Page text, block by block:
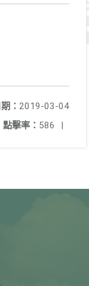
： 2019-03-04
點擊率： 586 |